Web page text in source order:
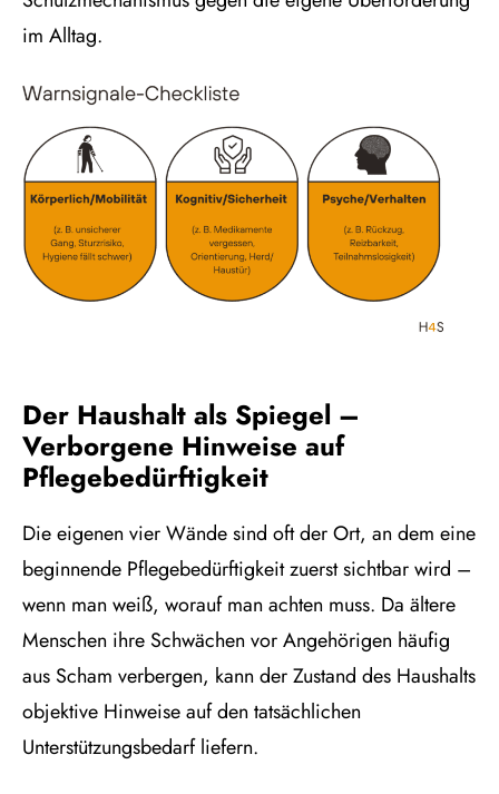
im Alltag.
Der Haushalt als Spiegel –
Verborgene Hinweise auf
Pflegebedürftigkeit
Die eigenen vier Wände sind oft der Ort, an dem eine
beginnende Pflegebedürftigkeit zuerst sichtbar wird –
wenn man weiß, worauf man achten muss. Da ältere
Menschen ihre Schwächen vor Angehörigen häufig
aus Scham verbergen, kann der Zustand des Haushalts
objektive Hinweise auf den tatsächlichen
Unterstützungsbedarf liefern.